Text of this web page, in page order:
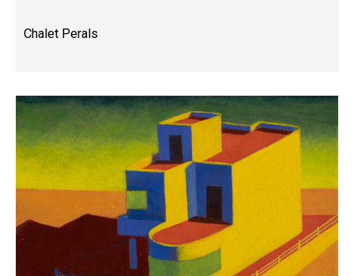
Chalet Perals